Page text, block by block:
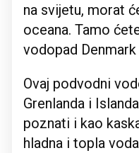
na svijetu, morat
oceana. Tamo
vodopad
Ovaj podvodni
Grenlanda i
poznati i kao
hladna i topla